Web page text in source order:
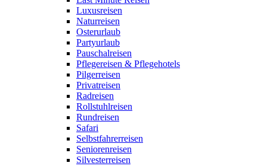
Luxusreisen
Naturreisen
Osterurlaub
Partyurlaub
Pauschalreisen
Pflegereisen & Pflegehotels
Pilgerreisen
Privatreisen
Radreisen
Rollstuhlreisen
Rundreisen
Safari
Selbstfahrerreisen
Seniorenreisen
Silvesterreisen